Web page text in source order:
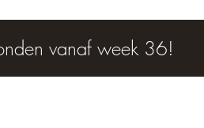
vanaf week 36!